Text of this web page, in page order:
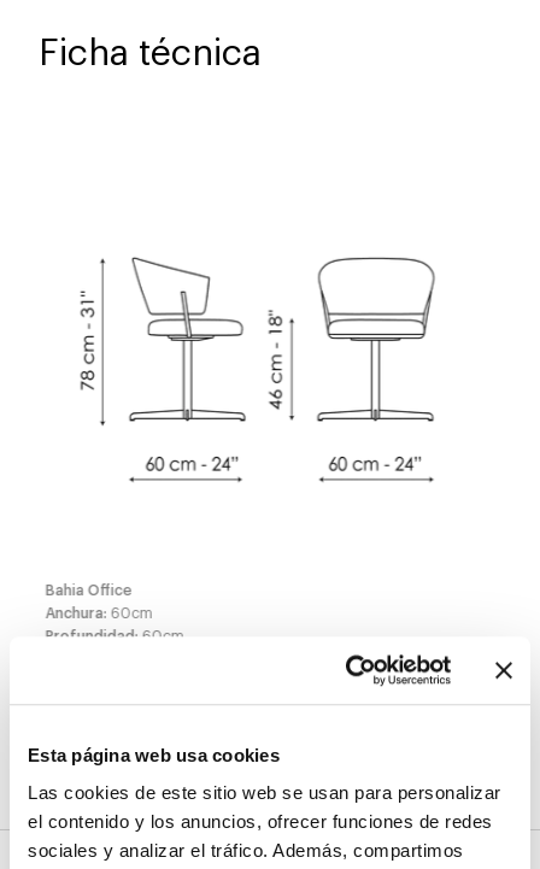
Esta página web usa cookies
Las cookies de este sitio web se usan para personalizar
el contenido y los anuncios, ofrecer funciones de redes
sociales y analizar el tráfico. Además, compartimos
Ficha técnica
Bahia Office
Anchura: 60cm
Profundidad: 60cm
Acabados